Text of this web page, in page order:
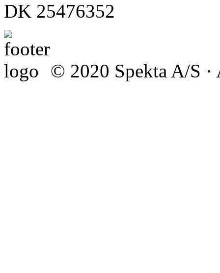
DK 25476352
© 2020 Spekta A/S